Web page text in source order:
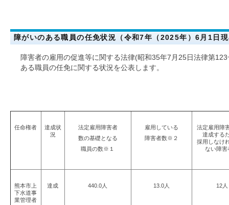
障がいのある職員の任免状況（令和7年（2025年）6月1日
障害者の雇用の促進等に関する法律(昭和35年7月25日法律第
ある職員の任免に関する状況を公表します。
任命権者
達成状
況
法定雇用障害者
数の基礎となる
職員の数※１
雇用している
障害者数※２
法定雇用障
達成する
採用しなけ
ない障害
熊本市上
下水道事
業管理者
達成 440.0人 13.0人 12人